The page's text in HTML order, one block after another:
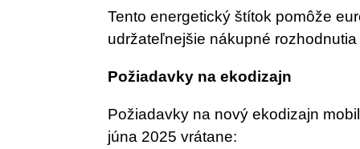
Tento energetický štítok pomôže
udržateľnejšie nákupné
Požiadavky na ekodizajn
Požiadavky na nový ekodizajn
júna 2025 vrátane: